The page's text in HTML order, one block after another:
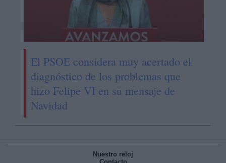
El PSOE considera muy acertado el
diagnóstico de los problemas que
hizo Felipe VI en su mensaje de
Navidad
Nuestro reloj